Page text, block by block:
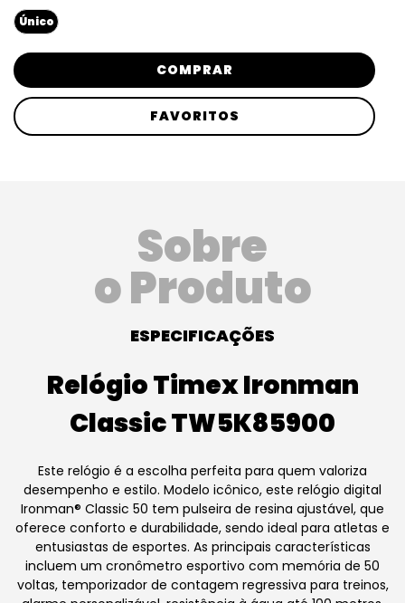
Único
COMPRAR
FAVORITOS
Sobre
o Produto
ESPECIFICAÇÕES
Relógio Timex Ironman
Classic TW5K85900
Este relógio é a escolha perfeita para quem valoriza
desempenho e estilo. Modelo icônico, este relógio digital
Ironman® Classic 50 tem pulseira de resina ajustável, que
oferece conforto e durabilidade, sendo ideal para atletas e
entusiastas de esportes. As principais características
incluem um cronômetro esportivo com memória de 50
voltas, temporizador de contagem regressiva para treinos,